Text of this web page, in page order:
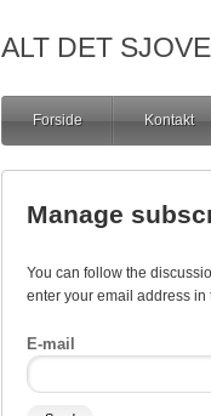
ALT DET SJOVE
Forside Kontakt
Manage
You can follow the
enter your email address in
E-mail